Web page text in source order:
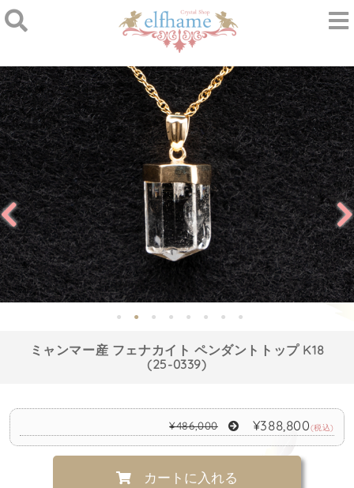
ミャンマー産 フェナカイト ペンダントトップ K18
(25-0339)
¥486,000 ¥388,800(税込)
カートに入れる